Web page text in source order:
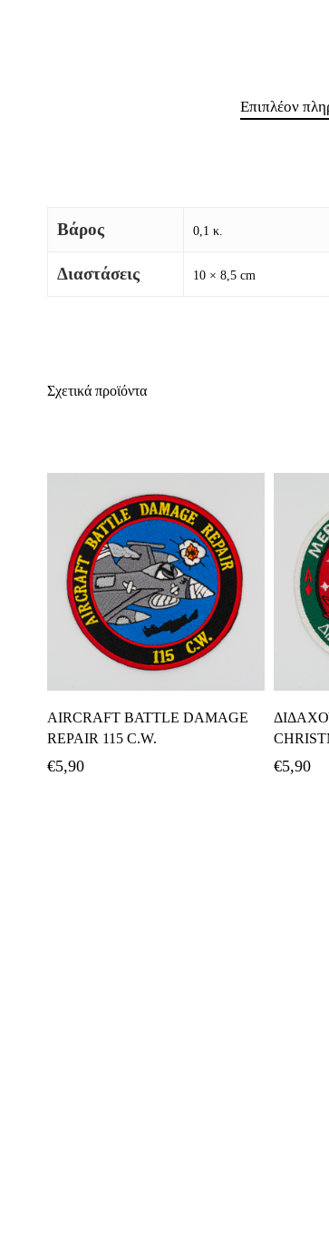
Επιπλέον
Βάρος 0,1 κ.
Διαστάσεις 10 × 8,5 cm
Σχετικά προϊόντα
AIRCRAFT BATTLE DAMAGE
REPAIR 115 C.W.
€5,90 €5,90